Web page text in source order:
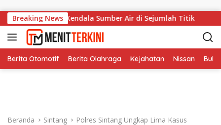
Breaking News
Ungkap Kendala Sumber Air di Sejumlah Titik
Berita Otomotif Berita Olahraga Kejahatan Nissan
Beranda Sintang
Polres Sintang Ungkap Lima Kasus